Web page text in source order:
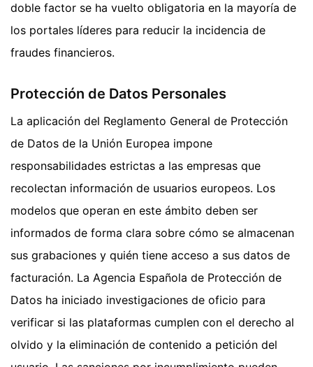
doble factor se ha vuelto obligatoria en la mayoría de
los portales líderes para reducir la incidencia de
fraudes financieros.
Protección de Datos Personales
La aplicación del Reglamento General de Protección
de Datos de la Unión Europea impone
responsabilidades estrictas a las empresas que
recolectan información de usuarios europeos. Los
modelos que operan en este ámbito deben ser
informados de forma clara sobre cómo se almacenan
sus grabaciones y quién tiene acceso a sus datos de
facturación. La Agencia Española de Protección de
Datos ha iniciado investigaciones de oficio para
verificar si las plataformas cumplen con el derecho al
olvido y la eliminación de contenido a petición del